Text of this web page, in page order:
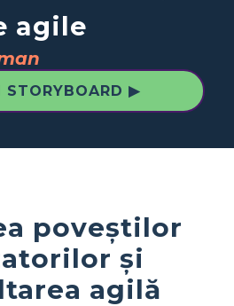
agile
STORYBOARD ▶
poveștilor
și
agilă